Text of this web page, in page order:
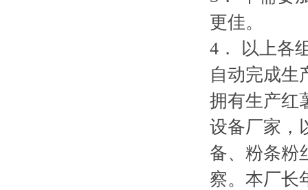
更佳。
4 ．
以上各
自动完成生
拥有生产红
设备厂家，
备、粉条粉
察。本厂长